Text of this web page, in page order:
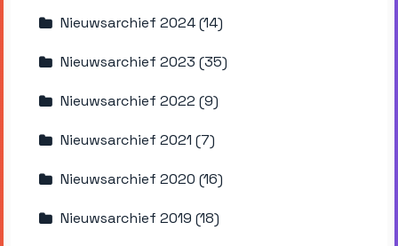
Nieuwsarchief 2024 (14)
Nieuwsarchief 2023 (35)
Nieuwsarchief 2022 (9)
Nieuwsarchief 2021 (7)
Nieuwsarchief 2020 (16)
Nieuwsarchief 2019 (18)